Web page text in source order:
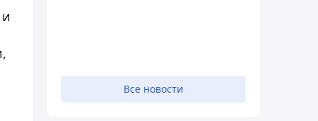
Все новости